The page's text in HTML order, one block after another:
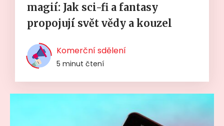
magií: Jak sci-fi a fantasy
propojují svět vědy a kouzel
Komerční sdělení
5 minut čtení